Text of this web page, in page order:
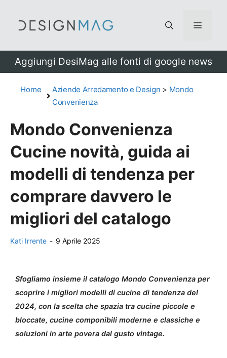
Menu
Aggiungi DesiMag alle fonti di google news
Home Aziende Arredamento e Design > Mondo
Convenienza
Mondo Convenienza
Cucine novità, guida ai
modelli di tendenza per
comprare davvero le
migliori del catalogo
Kati Irrente - 9 Aprile 2025
Sfogliamo insieme il catalogo Mondo Convenienza per
scoprire i migliori modelli di cucine di tendenza del
2024, con la scelta che spazia tra cucine piccole e
bloccate, cucine componibili moderne e classiche e
soluzioni in arte povera dal gusto vintage.